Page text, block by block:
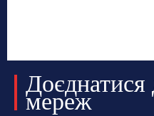
Доєднатися
мереж